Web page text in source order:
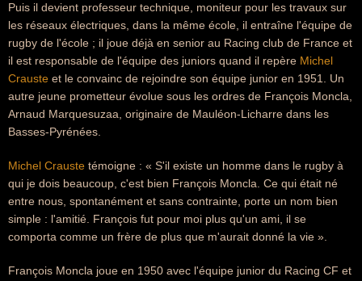
Puis il devient professeur technique, moniteur pour les travaux sur
les réseaux électriques, dans la même école, il entraîne l'équipe de
rugby de l'école ; il joue déjà en senior au Racing club de France et
il est responsable de l'équipe des juniors quand il repère Michel
Crauste et le convainc de rejoindre son équipe junior en 1951. Un
autre jeune prometteur évolue sous les ordres de François Moncla,
Arnaud Marquesuzaa, originaire de Mauléon-Licharre dans les
Basses-Pyrénées.
Michel Crauste témoigne : « S'il existe un homme dans le rugby à
qui je dois beaucoup, c'est bien François Moncla. Ce qui était né
entre nous, spontanément et sans contrainte, porte un nom bien
simple : l'amitié. François fut pour moi plus qu'un ami, il se
comporta comme un frère de plus que m'aurait donné la vie ».
François Moncla joue en 1950 avec l'équipe junior du Racing CF et